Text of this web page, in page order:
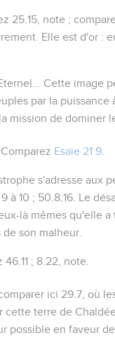
25.15 , note ;
Elle est d'or :
Cette image
par la puissance
mission de dominer
. Comparez Esaïe 21.9
s'adresse aux
à 10 ; 50.8,16 . Le
là mêmes qu'elle
son malheur.
46.11 ; 8.22 , note.
ici 29.7 , où
cette terre de
possible en faveur